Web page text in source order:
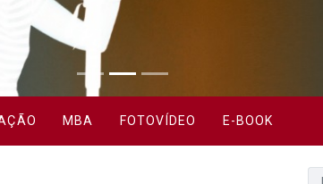
MBA FOTOVÍDEO E-BOOK